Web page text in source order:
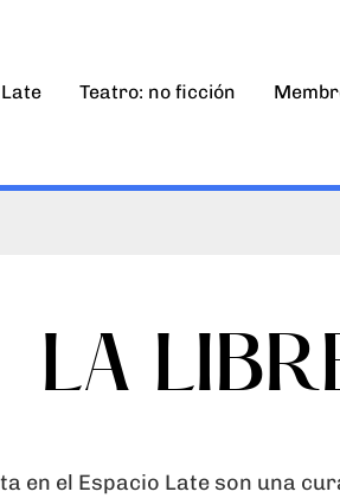
Teatro: no ficción
LA
en el Espacio Late son una